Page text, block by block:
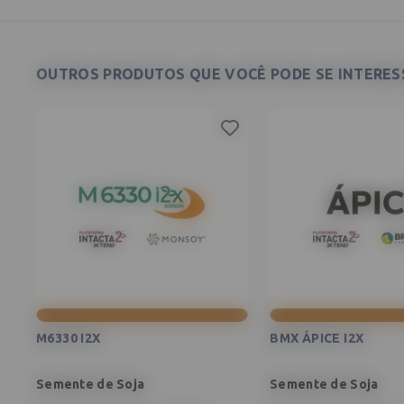
OUTROS PRODUTOS QUE VOCÊ PODE SE
M6330 I2X
Semente de Soja
BMX ÁPICE I2X
Semente de Soja